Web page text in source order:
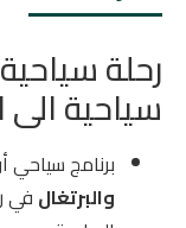
رحلة
سياحية الى
برنامج
والبرتغال في